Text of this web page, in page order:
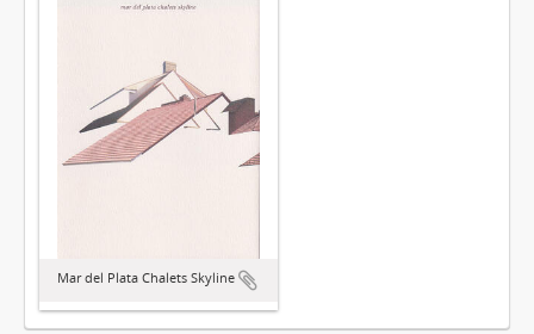
Mar del Plata Chalets Skyline